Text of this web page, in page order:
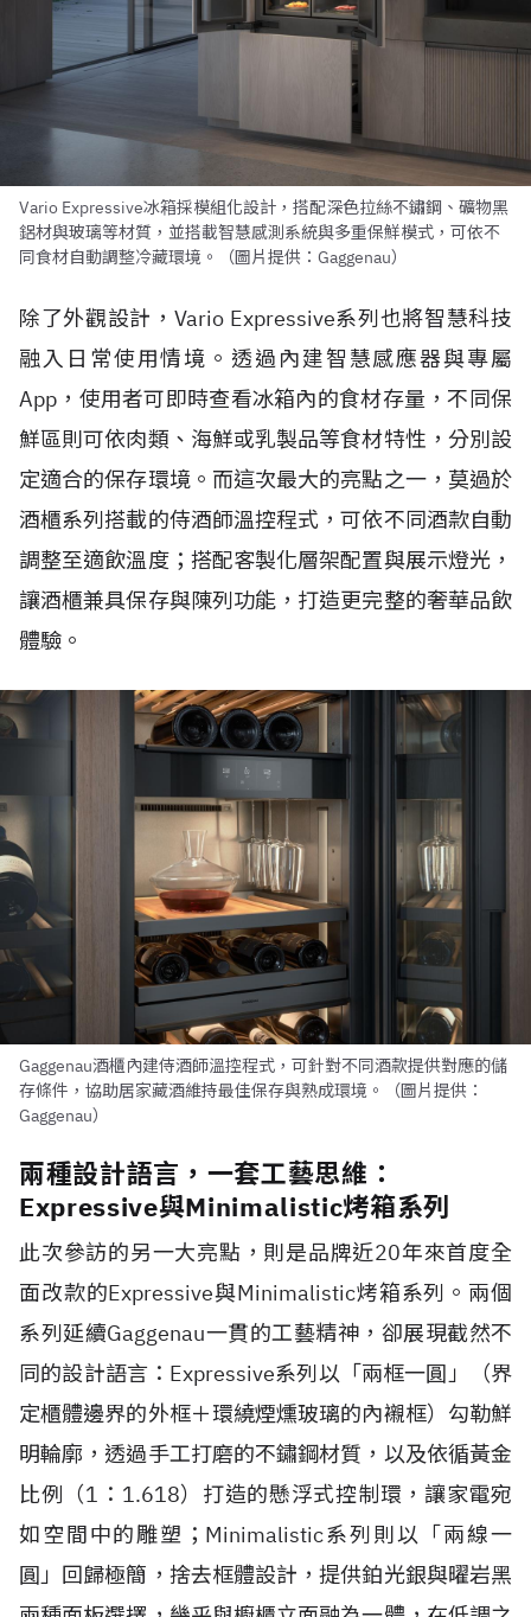
Vario Expressive冰箱採模組化設計，搭配深色拉絲不鏽鋼、礦物黑
鋁材與玻璃等材質，並搭載智慧感測系統與多重保鮮模式，可依不
同食材自動調整冷藏環境。（圖片提供：Gaggenau）
除了外觀設計，Vario Expressive系列也將智慧科技
融入日常使用情境。透過內建智慧感應器與專屬
App，使用者可即時查看冰箱內的食材存量，不同保
鮮區則可依肉類、海鮮或乳製品等食材特性，分別設
定適合的保存環境。而這次最大的亮點之一，莫過於
酒櫃系列搭載的侍酒師溫控程式，可依不同酒款自動
調整至適飲溫度；搭配客製化層架配置與展示燈光，
讓酒櫃兼具保存與陳列功能，打造更完整的奢華品飲
體驗。
Gaggenau酒櫃內建侍酒師溫控程式，可針對不同酒款提供對應的儲
存條件，協助居家藏酒維持最佳保存與熟成環境。（圖片提供：
Gaggenau）
兩種設計語言，一套工藝思維：
Expressive與Minimalistic烤箱系列
此次參訪的另一大亮點，則是品牌近20年來首度全
面改款的Expressive與Minimalistic烤箱系列。兩個
系列延續Gaggenau一貫的工藝精神，卻展現截然不
同的設計語言：Expressive系列以「兩框一圓」（界
定櫃體邊界的外框＋環繞煙燻玻璃的內襯框）勾勒鮮
明輪廓，透過手工打磨的不鏽鋼材質，以及依循黃金
比例（1：1.618）打造的懸浮式控制環，讓家電宛
如空間中的雕塑；Minimalistic系列則以「兩線一
圓」回歸極簡，捨去框體設計，提供鉑光銀與曜岩黑